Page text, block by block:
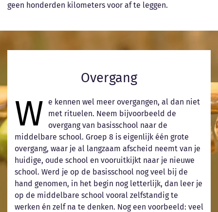
geen honderden kilometers voor af te leggen.
Overgang
W
e kennen wel meer overgangen, al dan niet
met rituelen. Neem bijvoorbeeld de
overgang van basisschool naar de
middelbare school. Groep 8 is eigenlijk één grote
overgang, waar je al langzaam afscheid neemt van je
huidige, oude school en vooruitkijkt naar je nieuwe
school. Werd je op de basisschool nog veel bij de
hand genomen, in het begin nog letterlijk, dan leer je
op de middelbare school vooral zelfstandig te
werken én zelf na te denken. Nog een voorbeeld: veel